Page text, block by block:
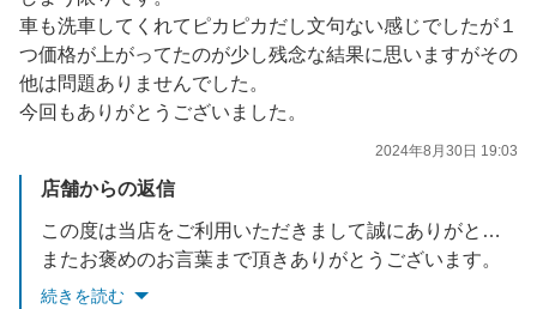
車も洗車してくれてピカピカだし文句ない感じでしたが１
つ価格が上がってたのが少し残念な結果に思いますがその
他は問題ありませんでした。
今回もありがとうございました。
2024年8月30日 19:03
店舗からの返信
この度は当店をご利用いただきまして誠にありがとうございました。
またお褒めのお言葉まで頂きありがとうございます。
これからもスタッフ一同心よりお待ちしております。
続きを読む